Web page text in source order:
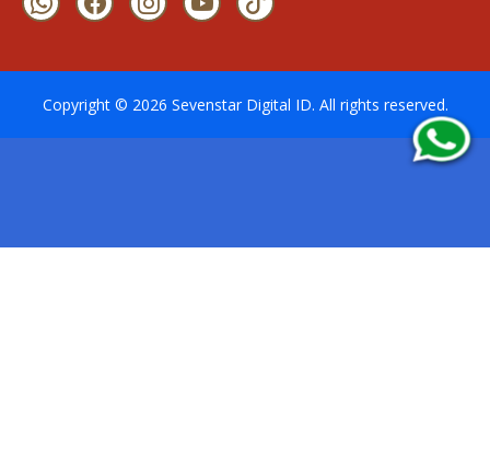
Copyright © 2026 Sevenstar Digital ID. All rights reserved.